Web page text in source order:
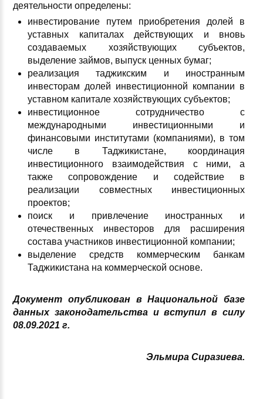
деятельности определены:
инвестирование путем приобретения долей в
уставных капиталах действующих и вновь
создаваемых хозяйствующих субъектов,
выделение займов, выпуск ценных бумаг;
реализация таджикским и иностранным
инвесторам долей инвестиционной компании в
уставном капитале хозяйствующих субъектов;
инвестиционное сотрудничество с
международными инвестиционными и
финансовыми институтами (компаниями), в том
числе в Таджикистане, координация
инвестиционного взаимодействия с ними, а
также сопровождение и содействие в
реализации совместных инвестиционных
проектов;
поиск и привлечение иностранных и
отечественных инвесторов для расширения
состава участников инвестиционной компании;
выделение средств коммерческим банкам
Таджикистана на коммерческой основе.
Документ опубликован в Национальной базе
данных законодательства и вступил в силу
08.09.2021 г.
Эльмира Сиразиева.